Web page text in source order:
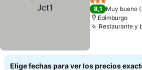
3 Estrellas
8,1 Muy bueno
Edimburgo
Restaurante y
Elige fechas para ver los precios